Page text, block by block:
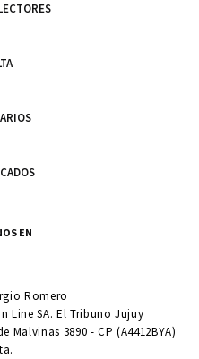
EN
Romero
Line SA. El Tribuno Jujuy
Malvinas 3890 - CP (A4412BYA)